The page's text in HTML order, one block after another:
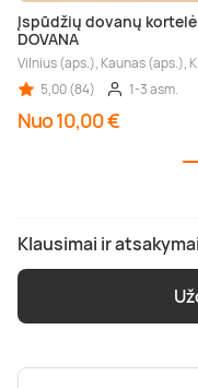
Įspūdžių dovanų kortelė
DOVANA
Vilnius (aps.), Kaunas (aps.),
5,00 (84)
1-3 asm.
Nuo 10,00 €
Klausimai ir